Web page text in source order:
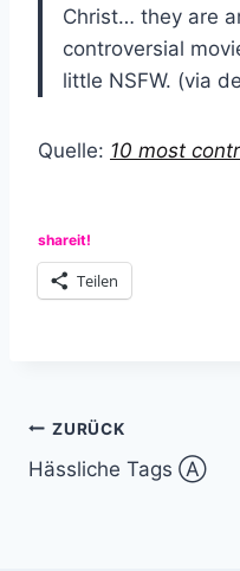
Christ… they are
controversial
little NSFW. (via
Quelle: 10 most
shareit!
Teilen
ZURÜCK
Hässliche Tags Ⓐ